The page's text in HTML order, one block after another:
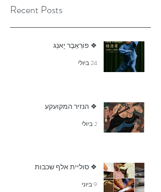
Recent Posts
❖ פוֹרְאֵבֶר יָאנְג
24 ביולי
❖ הנזיר המקועקע
2 ביולי
❖ סוליית אלף שכבות
9 ביוני